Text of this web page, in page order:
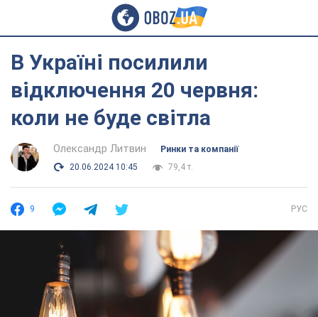
В Україні посилили
відключення 20 червня:
коли не буде світла
Олександр Литвин
Ринки та компанії
20.06.2024 10:45
79,4 т.
9 РУС